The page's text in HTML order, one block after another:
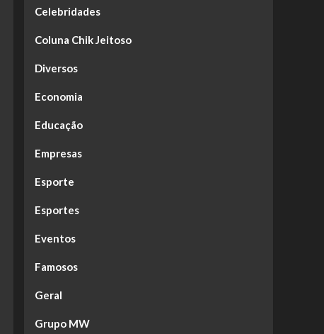
Celebridades
Coluna Chik Jeitoso
Diversos
Economia
Educação
Empresas
Esporte
Esportes
Eventos
Famosos
Geral
Grupo MW